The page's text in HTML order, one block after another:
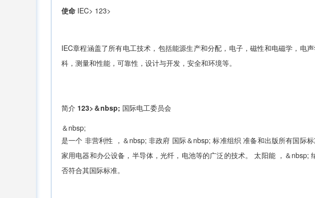
使命 IEC> 123>
IEC章程涵盖了所有电工技术，包括能源生产和分配，电子，磁性和电磁学，电
科，测量和性能，可靠性，设计与开发，安全和环境等。
简介 123>＆nbsp; 国际电工委员会
＆nbsp;
是一个 非营利性 ，＆nbsp;非政府 国际＆nbsp;标准组织 准备和出版所有国际
家用电器和办公设备，半导体，光纤，电池等的广泛的技术。 太阳能 ，＆nbsp;
否符合其国际标准。